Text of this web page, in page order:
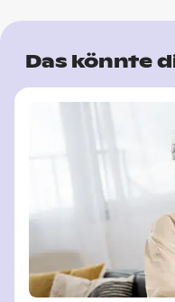
Das könnte